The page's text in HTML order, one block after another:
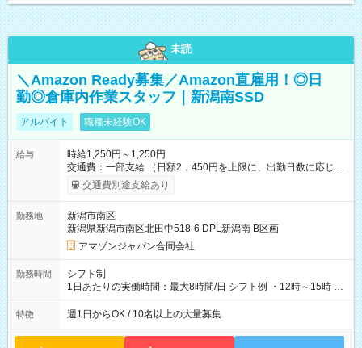
未読
＼Amazon Ready募集／Amazon直雇用！◎日
勤◎倉庫内作業スタッフ｜新潟南SSD
アルバイト 職種未経験OK
給与
時給1,250円～1,250円
交通費：一部支給 （日額2，450円を上限に、出勤日数に応じて
実費支給） ※22:00～翌5:00までは時給25%UP！ ■給与前払い
制度あり ※前払い額の上限あり、手数料無料（Amazon負担）
交通費別途支給あり
勤務地
新潟市南区
新潟県新潟市南区北田中518-6 DPL新潟南 B区画
アマゾンジャパン合同会社
勤務時間
シフト制
1日あたりの実働時間：最大8時間/日 シフト例 ・12時～15時 入
社後、就業可能シフトをご確認の上、申請してください。
特徴 週1日からOK / 10名以上の大量募集